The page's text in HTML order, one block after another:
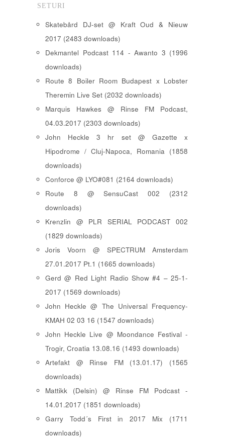
SETURI
Skatebård DJ-set @ Kraft Oud & Nieuw
2017 (2483 downloads)
Dekmantel Podcast 114 - Awanto 3 (1996
downloads)
Route 8 Boiler Room Budapest x Lobster
Theremin Live Set (2032 downloads)
Marquis Hawkes @ Rinse FM Podcast,
04.03.2017 (2303 downloads)
John Heckle 3 hr set @ Gazette x
Hipodrome / Cluj-Napoca, Romania (1858
downloads)
Conforce @ LYO#081 (2164 downloads)
Route 8 @ SensuCast 002 (2312
downloads)
Krenzlin @ PLR SERIAL PODCAST 002
(1829 downloads)
Joris Voorn @ SPECTRUM Amsterdam
27.01.2017 Pt.1 (1665 downloads)
Gerd @ Red Light Radio Show #4 – 25-1-
2017 (1569 downloads)
John Heckle @ The Universal Frequency-
KMAH 02 03 16 (1547 downloads)
John Heckle Live @ Moondance Festival -
Trogir, Croatia 13.08.16 (1493 downloads)
Artefakt @ Rinse FM (13.01.17) (1565
downloads)
Mattikk (Delsin) @ Rinse FM Podcast -
14.01.2017 (1851 downloads)
Garry Todd´s First in 2017 Mix (1711
downloads)